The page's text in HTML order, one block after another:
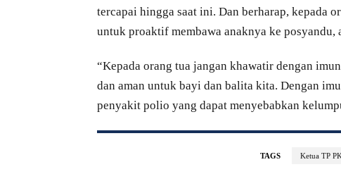
tercapai hingga saat ini. Dan berharap, kepada
untuk proaktif membawa anaknya ke
“Kepada orang tua jangan khawatir dengan
dan aman untuk bayi dan balita kita. Dengan
penyakit polio yang dapat menyebabkan
TAGS Ketua TP